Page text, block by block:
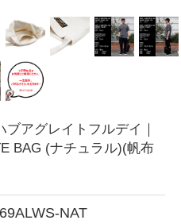
ブアグレイトフルデイ｜
BAG (ナチュラル)(帆布
NAT